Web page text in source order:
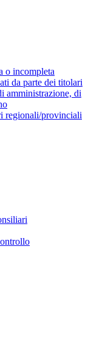
o incompleta
da parte dei titolari
amministrazione, di
regionali/provinciali